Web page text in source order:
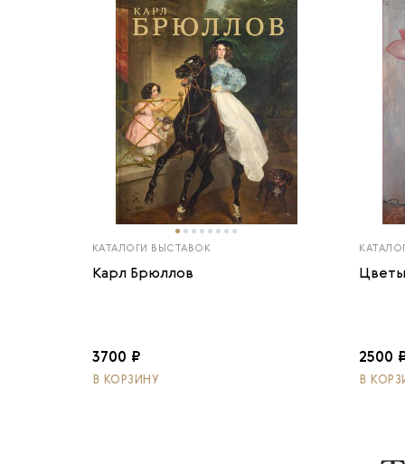
КАТАЛОГИ ВЫСТАВОК
Карл Брюллов
3700 ₽
В КОРЗИНУ
2500
В